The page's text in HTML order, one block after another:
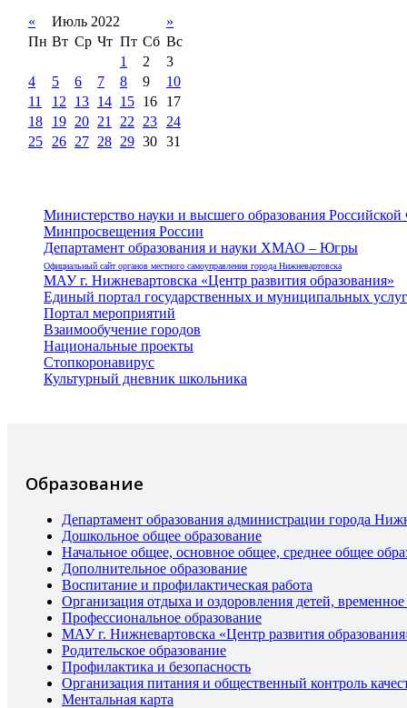
« Июль 2022
»
Пн Вт Ср Чт Пт Сб Вс
1
2
3
4
5 6 7 8 9
10
11
12 13 14 15 16
17
18
19 20 21 22 23
24
25
26 27 28 29 30 31
Министерство науки и высшего образования
Минпросвещения России
Департамент образования и науки ХМАО – Югры
Официальный сайт органов местного самоуправления города Нижневартовска
МАУ г. Нижневартовска «Центр развития образования»
Единый портал государственных и муниципальных услуг
Портал мероприятий
Взаимообучение городов
Национальные проекты
Стопкоронавирус
Культурный дневник школьника
Образование
Департамент образования администрации города
Дошкольное общее образование
Начальное общее, основное общее, среднее общее
Дополнительное образование
Воспитание и профилактическая работа
Организация отдыха и оздоровления детей,
Профессиональное образование
МАУ г. Нижневартовска «Центр развития
Родительское образование
Профилактика и безопасность
Организация питания и общественный контроль
Ментальная карта